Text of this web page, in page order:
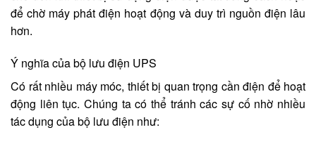
để chờ máy phát điện hoạt động và duy trì nguồn điện lâu
hơn.
Ý nghĩa của bộ lưu điện UPS
Có rất nhiều máy móc, thiết bị quan trọng cần điện để hoạt
động liên tục. Chúng ta có thể tránh các sự cố nhờ nhiều
tác dụng của bộ lưu điện như: